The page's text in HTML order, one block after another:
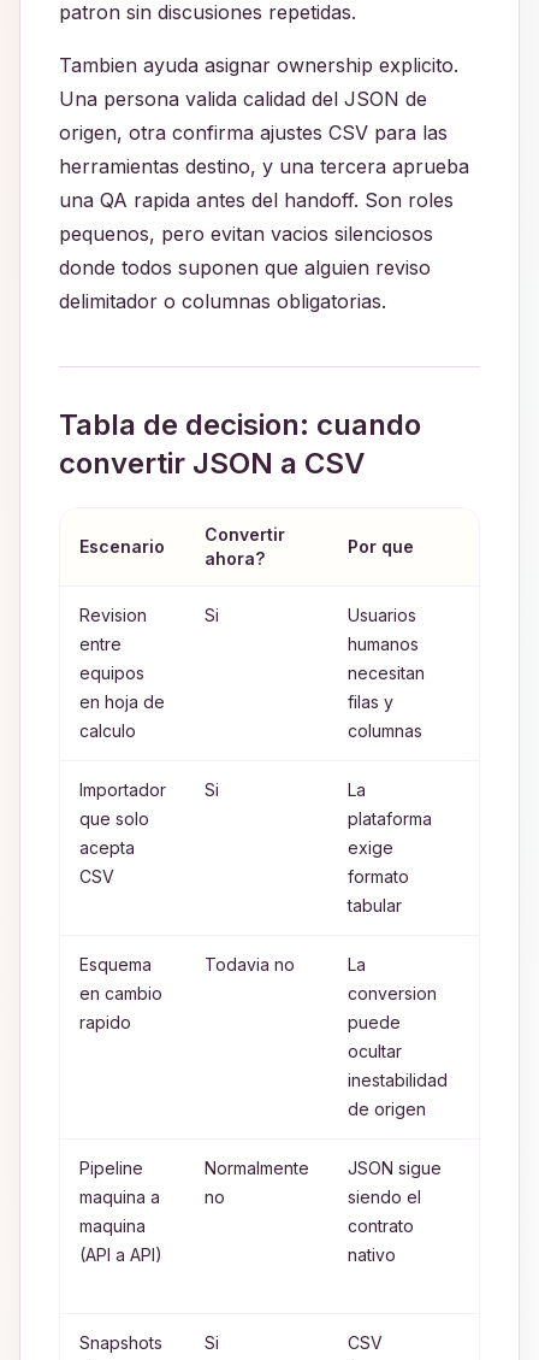
patron sin discusiones repetidas.
Tambien ayuda asignar ownership explicito.
Una persona valida calidad del JSON de
origen, otra confirma ajustes CSV para las
herramientas destino, y una tercera aprueba
una QA rapida antes del handoff. Son roles
pequenos, pero evitan vacios silenciosos
donde todos suponen que alguien reviso
delimitador o columnas obligatorias.
Tabla de decision: cuando
convertir JSON a CSV
Escenario
Convertir
ahora?
Por que
Revision
entre
equipos
en hoja de
calculo
Si
Usuarios
humanos
necesitan
filas y
columnas
Importador
que solo
acepta
CSV
Si
La
plataforma
exige
formato
tabular
Esquema
en cambio
rapido
Todavia no
La
conversion
puede
ocultar
inestabilidad
de origen
Pipeline
maquina a
maquina
(API a API)
Normalmente
no
JSON sigue
siendo el
contrato
nativo
Snapshots
Si
CSV